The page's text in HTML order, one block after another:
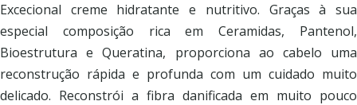
Excecional creme hidratante e nutritivo. Graças à sua
especial composição rica em Ceramidas, Pantenol,
Bioestrutura e Queratina, proporciona ao cabelo uma
reconstrução rápida e profunda com um cuidado muito
delicado. Reconstrói a fibra danificada em muito pouco